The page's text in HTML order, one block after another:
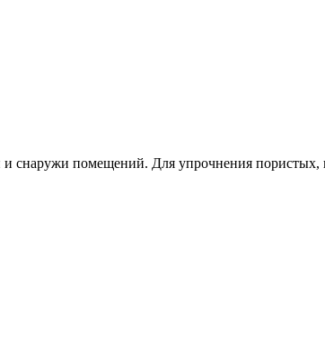
и снаружи помещений. Для упрочнения